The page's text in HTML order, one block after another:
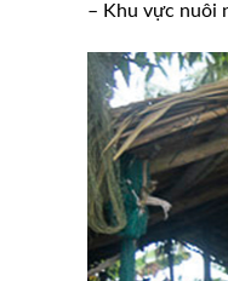
– Khu vực nuôi
đầu trong sản
hiện đại